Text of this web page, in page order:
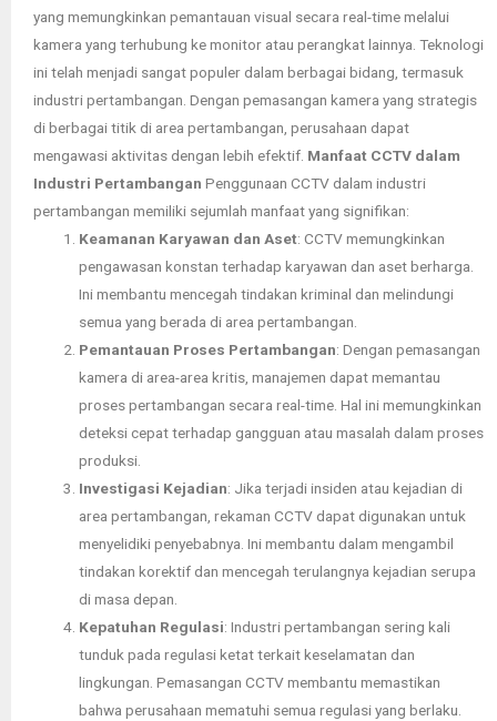
yang memungkinkan pemantauan visual secara real-time melalui
kamera yang terhubung ke monitor atau perangkat lainnya. Teknologi
ini telah menjadi sangat populer dalam berbagai bidang, termasuk
industri pertambangan. Dengan pemasangan kamera yang strategis
di berbagai titik di area pertambangan, perusahaan dapat
mengawasi aktivitas dengan lebih efektif. Manfaat CCTV dalam
Industri Pertambangan Penggunaan CCTV dalam industri
pertambangan memiliki sejumlah manfaat yang signifikan:
Keamanan Karyawan dan Aset: CCTV memungkinkan
pengawasan konstan terhadap karyawan dan aset berharga.
Ini membantu mencegah tindakan kriminal dan melindungi
semua yang berada di area pertambangan.
Pemantauan Proses Pertambangan: Dengan pemasangan
kamera di area-area kritis, manajemen dapat memantau
proses pertambangan secara real-time. Hal ini memungkinkan
deteksi cepat terhadap gangguan atau masalah dalam proses
produksi.
Investigasi Kejadian: Jika terjadi insiden atau kejadian di
area pertambangan, rekaman CCTV dapat digunakan untuk
menyelidiki penyebabnya. Ini membantu dalam mengambil
tindakan korektif dan mencegah terulangnya kejadian serupa
di masa depan.
Kepatuhan Regulasi: Industri pertambangan sering kali
tunduk pada regulasi ketat terkait keselamatan dan
lingkungan. Pemasangan CCTV membantu memastikan
bahwa perusahaan mematuhi semua regulasi yang berlaku.